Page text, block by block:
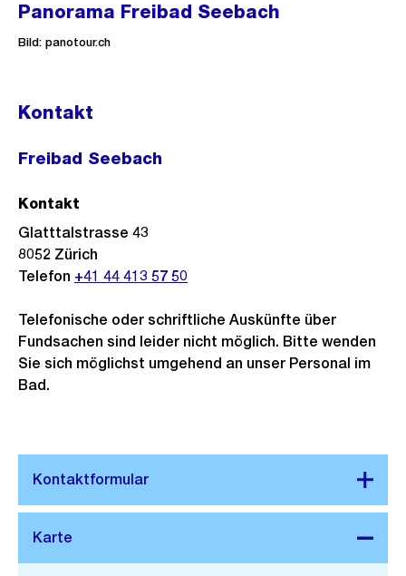
Panorama Freibad Seebach
Bild: panotour.ch
Kontakt
Freibad Seebach
Telefonische oder schriftliche Auskünfte über
Fundsachen sind leider nicht möglich. Bitte wenden
Sie sich möglichst umgehend an unser Personal im
Bad.
Stadtplan 3D
Kontakt
Glatttalstrasse 43
8052 Zürich
Telefon +41 44 413 57 50